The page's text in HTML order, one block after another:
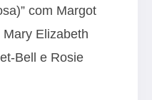
com Margot
Elizabeth
Bell e Rosie